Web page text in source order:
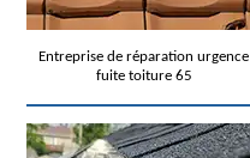
Entreprise de réparation urgence
fuite toiture 65